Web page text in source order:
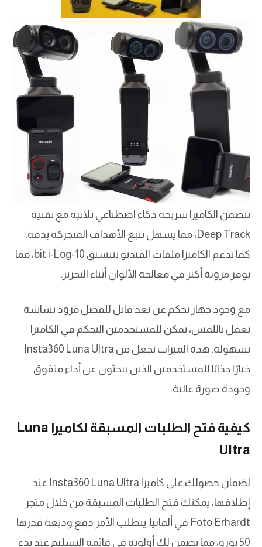
تتضمن الكاميرا شريحة ذكاء اصطناعي ثلاثية مع تقنية
Deep Track، مما يسهل تتبع الأهداف المتحركة بدقة.
كما تدعم الكاميرا ملفات الفيديو بتنسيق 10-bit i-Log، مما
يوفر مرونة أكبر في معالجة الألوان أثناء التحرير.
مع وجود جهاز تحكم عن بعد قابل للفصل مزود بشاشة
تعمل باللمس، يمكن للمستخدمين التحكم في الكاميرا
بسهولة. هذه الميزات تجعل من Insta360 Luna Ultra
خيارًا جذابًا للمستخدمين الذين يبحثون عن أداء متفوق
وجودة صورة عالية.
كيفية فتح الطلبات المسبقة لكاميرا Luna
Ultra
لضمان حصولك على كاميرا Insta360 Luna Ultra عند
إطلاقها، يمكنك فتح الطلبات المسبقة من خلال متجر
Foto Erhardt في ألمانيا. يتطلب الأمر دفع وديعة قدرها
50 يورو، مما يضمن لك أولوية في قائمة التسليم عند بدء